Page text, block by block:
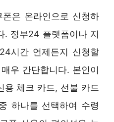
은 온라인으로 신청하
. 정부24 플랫폼이나 지
시간 언제든지 신청할
우 간단합니다. 본인이
용 체크 카드, 선불 카드
하나를 선택하여 수령